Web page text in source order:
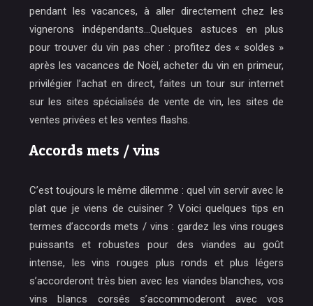
pendant les vacances, à aller directement chez les
vignerons indépendants…Quelques astuces en plus
pour trouver du vin pas cher : profitez des « soldes »
après les vacances de Noël, acheter du vin en primeur,
privilégier l’achat en direct, faites un tour sur internet
sur les sites spécialisés de vente de vin, les sites de
ventes privées et les ventes flashs.
Accords mets / vins
C’est toujours le même dilemme : quel vin servir avec le
plat que je viens de cuisiner ? Voici quelques tips en
termes d’accords mets / vins : gardez les vins rouges
puissants et robustes pour des viandes au goût
intense, les vins rouges plus ronds et plus légers
s’accorderont très bien avec les viandes blanches, vos
vins blancs corsés s’accommoderont avec vos